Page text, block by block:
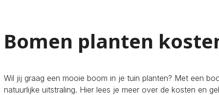
Bomen planten
Wil jij graag een mooie boom in je tuin planten? Met een
natuurlijke uitstraling. Hier lees je meer over de kosten en